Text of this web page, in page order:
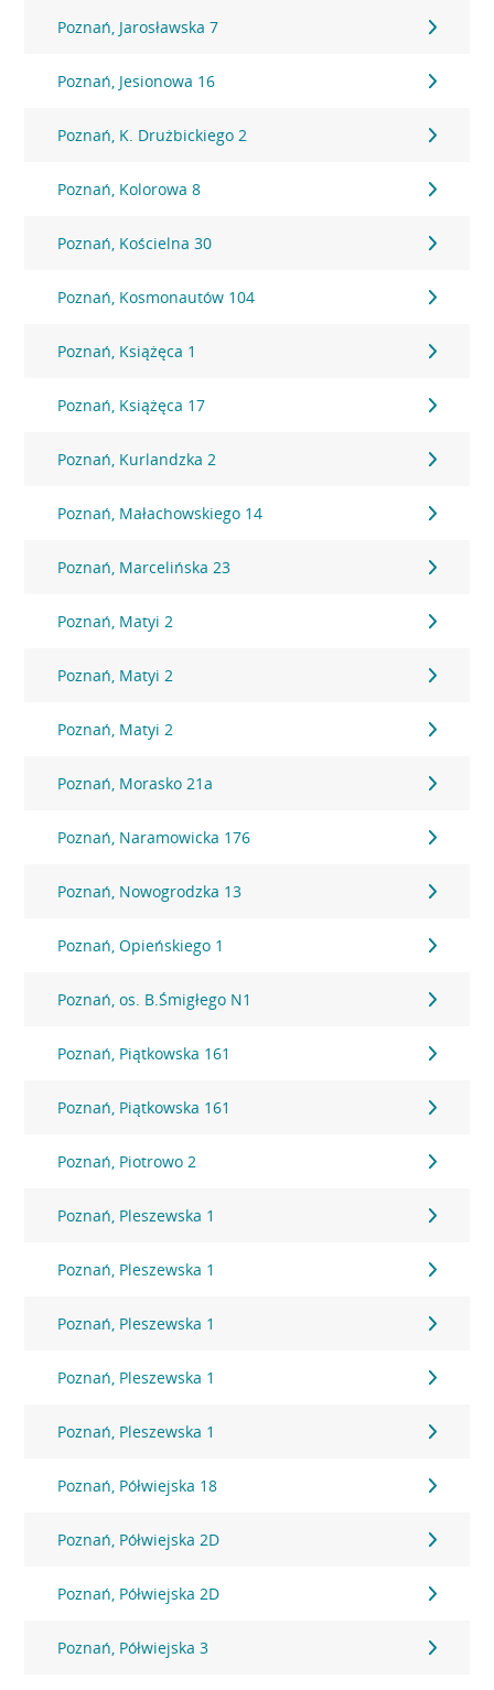
Poznań, Jarosławska 7
Poznań, Jesionowa 16
Poznań, K. Drużbickiego 2
Poznań, Kolorowa 8
Poznań, Kościelna 30
Poznań, Kosmonautów 104
Poznań, Książęca 1
Poznań, Książęca 17
Poznań, Kurlandzka 2
Poznań, Małachowskiego 14
Poznań, Marcelińska 23
Poznań, Matyi 2
Poznań, Matyi 2
Poznań, Matyi 2
Poznań, Morasko 21a
Poznań, Naramowicka 176
Poznań, Nowogrodzka 13
Poznań, Opieńskiego 1
Poznań, os. B.Śmigłego N1
Poznań, Piątkowska 161
Poznań, Piątkowska 161
Poznań, Piotrowo 2
Poznań, Pleszewska 1
Poznań, Pleszewska 1
Poznań, Pleszewska 1
Poznań, Pleszewska 1
Poznań, Pleszewska 1
Poznań, Półwiejska 18
Poznań, Półwiejska 2D
Poznań, Półwiejska 2D
Poznań, Półwiejska 3